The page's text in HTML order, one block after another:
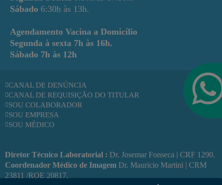
Sábado 6:30h às 13h.
Agendamento Vacina a Domicílio
Segunda à sexta 7h às 16h.
Sábado 7h às 12h
Diretor Técnico Laboratorial : Dr. Josemar Fonseca | CRF 1290.
Coordenador Médico de Imagem Dr. Mauricio Martini | CRM
23811 /RQE 20817.
CANAL DE DENÚNCIA
CANAL DE REQUISIÇÃO DO TITULAR
SOU COLABORADOR
SOU EMPRESA
SOU MÉDICO